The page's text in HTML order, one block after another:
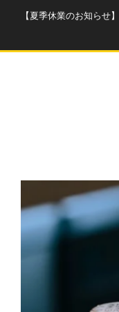
【夏季休業のお知らせ